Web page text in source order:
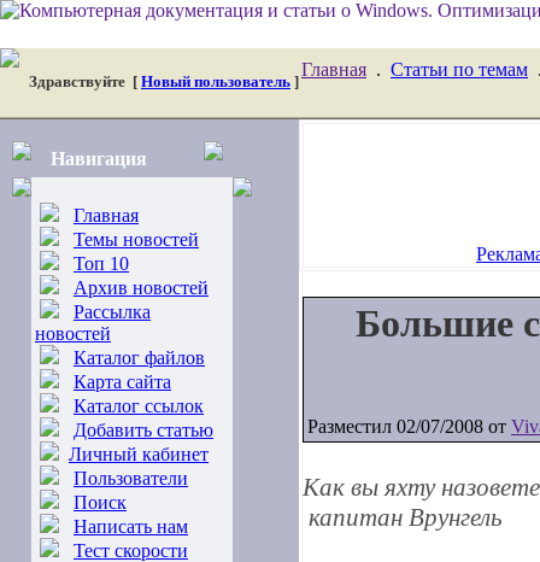
Здравствуйте [ Новый пользователь ]
Главная . Статьи по темам
Навигация
Главная
Темы новостей
Топ 10
Архив новостей
Рассылка
новостей
Каталог файлов
Карта сайта
Каталог ссылок
Добавить статью
Личный кабинет
Пользователи
Поиск
Написать нам
Тест скорости
Большие
Разместил 02/07/2008 от
Как вы яхту
капитан Врунгель